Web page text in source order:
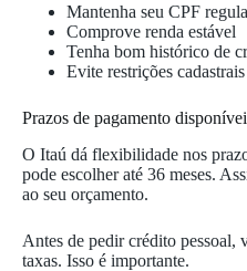
Mantenha seu CPF
Comprove renda estável
Tenha bom histórico de
Evite restrições cadastrais
Prazos de pagamento
O Itaú dá flexibilidade nos
pode escolher até 36 meses.
ao seu orçamento.
Antes de pedir crédito pessoal,
taxas. Isso é importante.